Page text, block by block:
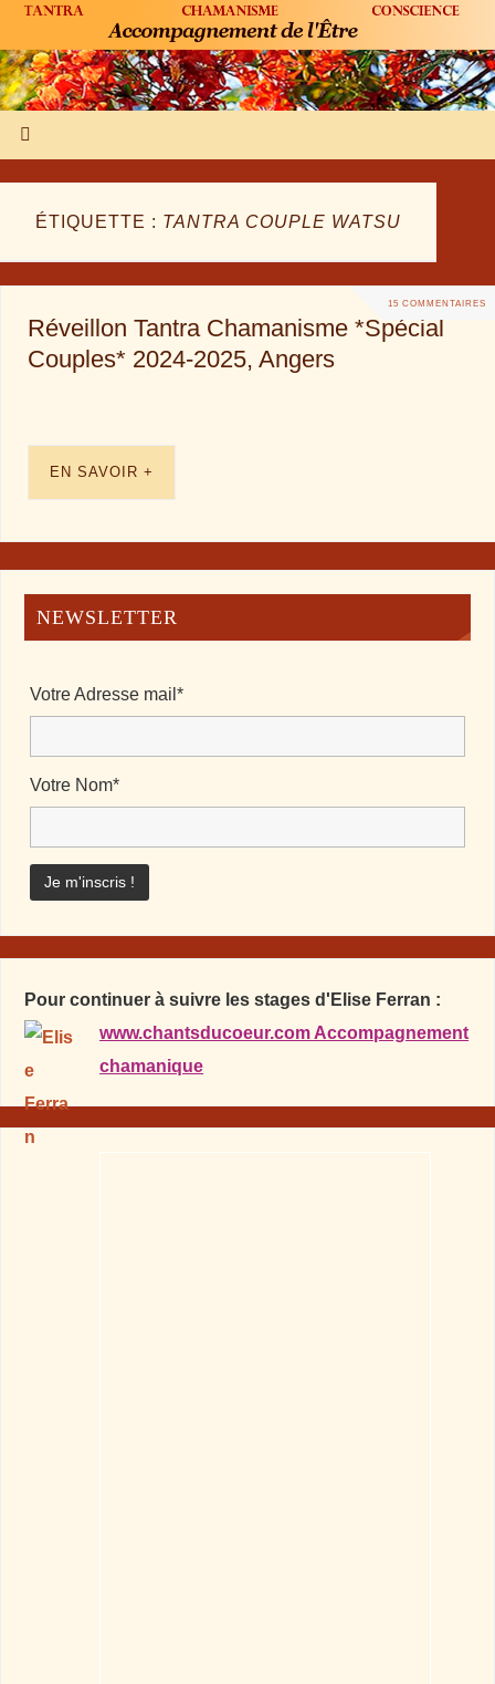
ÉTIQUETTE : TANTRA COUPLE WATSU
15 COMMENTAIRES
Réveillon Tantra Chamanisme *Spécial
Couples* 2024-2025, Angers
EN SAVOIR +
NEWSLETTER
Votre Adresse mail*
Votre Nom*
Pour continuer à suivre les stages d'Elise Ferran :
www.chantsducoeur.com Accompagnement
chamanique